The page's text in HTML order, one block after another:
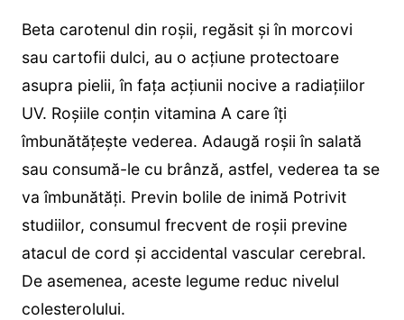
Beta carotenul din roşii, regăsit şi în morcovi
sau cartofii dulci, au o acţiune protectoare
asupra pielii, în faţa acţiunii nocive a radiaţiilor
UV. Roşiile conţin vitamina A care îţi
îmbunătăţeşte vederea. Adaugă roşii în salată
sau consumă-le cu brânză, astfel, vederea ta se
va îmbunătăţi. Previn bolile de inimă Potrivit
studiilor, consumul frecvent de roşii previne
atacul de cord şi accidental vascular cerebral.
De asemenea, aceste legume reduc nivelul
colesterolului.